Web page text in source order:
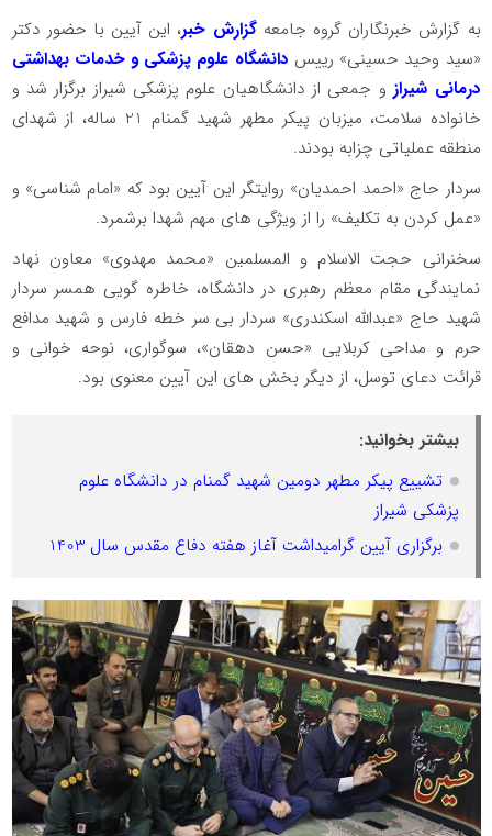
به گزارش خبرنگاران گروه جامعهگزارش خبر، این آیین با حضور دکتر
«سید وحید حسینی» رییس دانشگاه علوم پزشکی و خدمات بهداشتی
درمانی شیراز و جمعی از دانشگاهیان علوم پزشکی شیراز برگزار شد و
خانواده سلامت، میزبان پیکر مطهر شهید گمنام 21 ساله، از شهدای
منطقه عملیاتی چزابه بودند.
سردار حاج «احمد احمدیان» روایتگر این آیین بود که «امام شناسی» و
«عمل کردن به تکلیف» را از ویژگی های مهم شهدا برشمرد.
سخنرانی حجت الاسلام و المسلمین «محمد مهدوی» معاون نهاد
نمایندگی مقام معظم رهبری در دانشگاه، خاطره گویی همسر سردار
شهید حاج «عبدالله اسکندری» سردار بی سر خطه فارس و شهید مدافع
حرم و مداحی کربلایی «حسن دهقان»، سوگواری، نوحه خوانی و
قرائت دعای توسل، از دیگر بخش های این آیین معنوی بود.
بیشتر بخوانید:
تشییع پیکر مطهر دومین شهید گمنام در دانشگاه علوم
پزشکی شیراز
برگزاری آیین گرامیداشت آغاز هفته دفاع مقدس سال 1403